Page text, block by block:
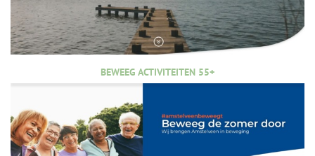
BEWEEG ACTIVITEITEN 55+